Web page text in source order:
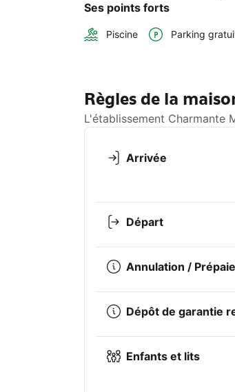
Ses points forts
Piscine Parking
Règles de la
L'établissement Charmante
Arrivée
Départ
Annulation /
Dépôt de garantie
Enfants et lits